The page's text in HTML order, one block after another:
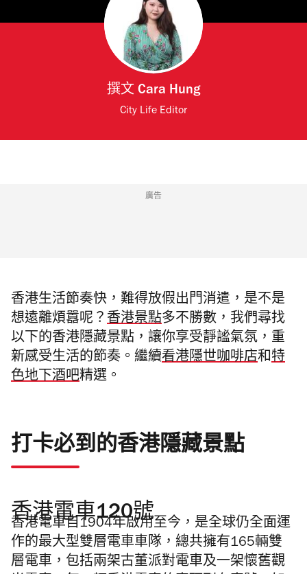
撰文 Cara Hung
City Life Editor
廣告
香港生活節奏快，難得放假出門消遣，是不是
想遠離煩囂呢？ 香港景點多不勝數，我們尋找
以下的香港隱藏景點，讓你享受靜謐氣氛，重
新感受生活的節奏。繼續看港隱世咖啡店和特
色地下酒吧精選。
打卡必到的香港隱藏景點
香港電車120號
香港電車自1904年啟用至今，是全球仍全面運
作的最大型雙層電車車隊，總共擁有165輛雙
層電車，包括兩架古董派對電車及一架懷舊觀